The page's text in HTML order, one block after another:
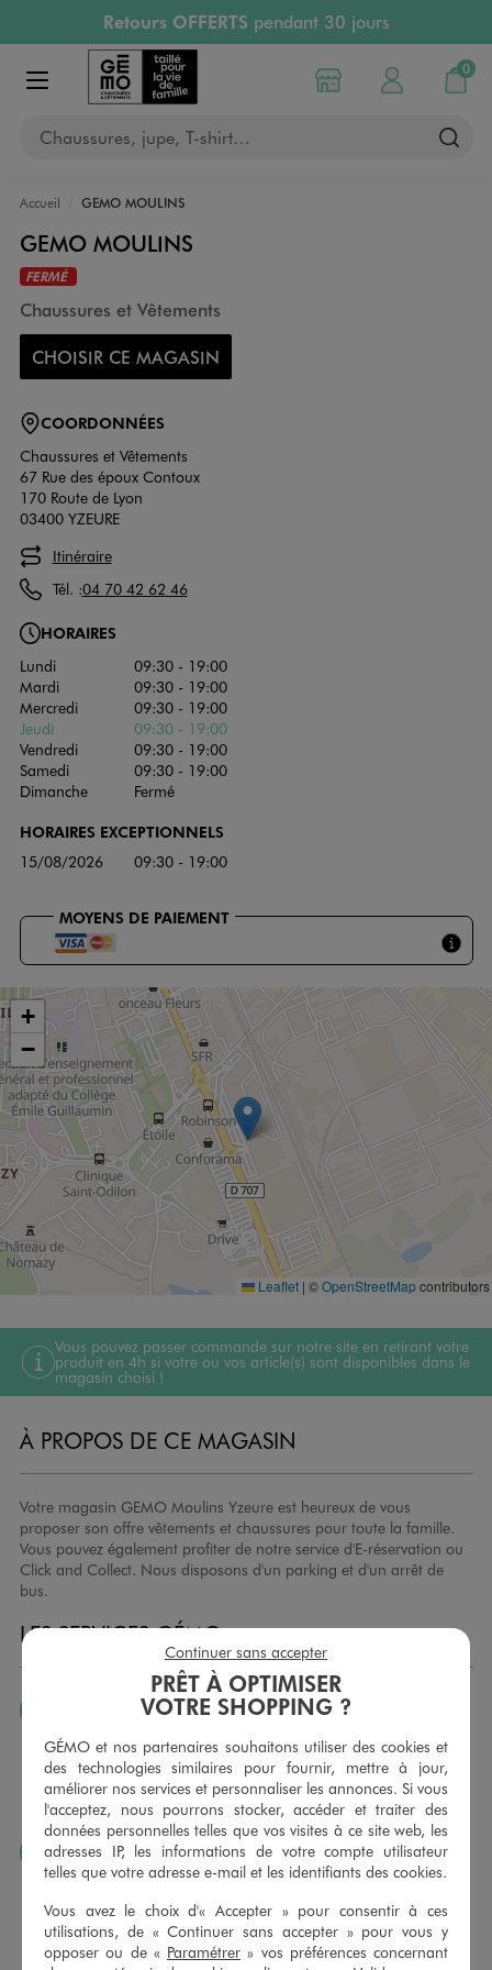
Aller au contenu principal
Aller à la navigationRetours OFFERTS pendant 30 jours
PAYEZ EN 3x SANS FRAISdès 50€
RÉSERVATION GRATUITE
4h en magasin
RETRAIT ET LIVRAISON OFFERTEen magasin
Afficher le menu
Chaussures, jupe, T-shirt…
Choisir mon magasin
Mon compte
0
Mon
Accueil GEMO MOULINS
GEMO MOULINS
FERMÉ
Chaussures et Vêtements
CHOISIR CE MAGASIN
COORDONNÉES
Chaussures et Vêtements
67 Rue des époux Contoux
170 Route de Lyon
03400 YZEURE
Itinéraire
Tél. :04 70 42 62 46
HORAIRES
Lundi
09:30 - 19:00
Mardi
09:30 - 19:00
Mercredi
09:30 - 19:00
Jeudi
09:30 - 19:00
Vendredi
09:30 - 19:00
Samedi
09:30 - 19:00
Dimanche
Fermé
HORAIRES EXCEPTIONNELS
15/08/2026 09:30 - 19:00
MOYENS DE PAIEMENT
+
−
Leaflet | ©OpenStreetMapcontributors
Vous pouvez passer commande sur notre site en retirant votre
produit en 4h si votre ou vos article(s) sont disponibles dans le
magasin choisi !
À PROPOS DE CE MAGASIN
Votre magasin GEMO Moulins Yzeure est heureux de vous
proposer son offre vêtements et chaussures pour toute la famille.
Vous pouvez également profiter de notre service d'E-réservation ou
Click and Collect. Nous disposons d'un parking et d'un arrêt de
bus.
LES SERVICES GÉMO
JE PEUX CHANGER D’AVIS
Nous échangeons et vous proposons un avoir ou un
remboursement pour tout article non porté, non retouché,
sous 30 jours, sur simple présentation du ticket de caisse,
dans tous les magasins GÉMO.
JE PEUX FAIRE RETOUCHER MES ARTICLES
Ourlets, ceintures… vous avez la possibilité de faire
retoucher vos articles textiles dans nos magasins. Les tarifs
sont à votre disposition sur simple demande. Voir
conditions en magasins.
PRÊT À OPTIMISER
VOTRE SHOPPING ?
GÉMO et nos partenaires souhaitons utiliser des cookies et
des technologies similaires pour fournir, mettre à jour,
améliorer nos services et personnaliser les annonces. Si vous
l'acceptez, nous pourrons stocker, accéder et traiter des
données personnelles telles que vos visites à ce site web, les
adresses IP, les informations de votre compte utilisateur
telles que votre adresse e-mail et les identifiants des cookies.
Vous avez le choix d'« Accepter » pour consentir à ces
utilisations, de « Continuer sans accepter » pour vous y
opposer ou de « Paramétrer » vos préférences concernant
Continuer sans accepter